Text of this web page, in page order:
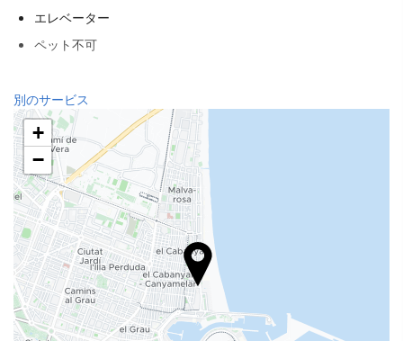
エレベーター
ペット不可
ウェルネス
スパ
トルコ式バス/スチームバス
サウナ
ジム
飲食
アラカルトレストラン
バー
別のサービス
+
−